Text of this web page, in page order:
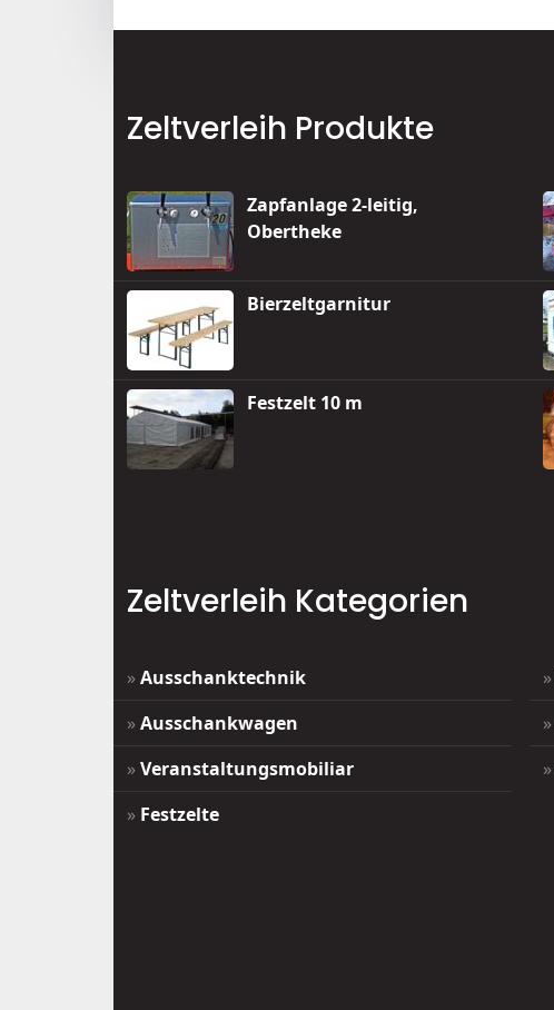
Zeltverleih Produkte
Zapfanlage 2-leitig,
Obertheke
Bierzeltgarnitur
Festzelt 10 m
Zeltverleih Kategorien
»Ausschanktechnik
»Ausschankwagen
»Veranstaltungsmobiliar
» Festzelte
»
»
»